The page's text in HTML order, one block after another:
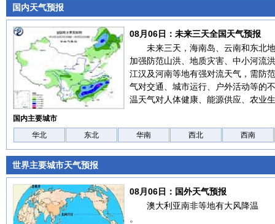
国内天气预报
08月06日：未来三天全国天气预报
未来三天，海南岛、云南和东北
加强防范山洪、地质灾害、中小河流
江汉及河南等地有强对流天气，需防
气对交通、城市运行、户外活动等的
温天气对人体健康、能源供应、农业
国内主要城市
华北
东北 华南 西北 西南
世界主要城市天气预报
08月06日：国外天气预报
澳大利亚南非等地有大风降温
。